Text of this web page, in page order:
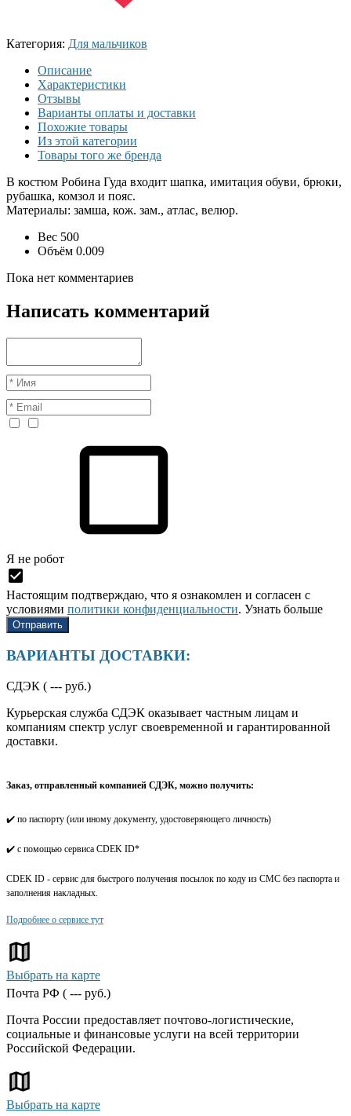
Категория: Для мальчиков
Описание
Характеристики
Отзывы
Варианты оплаты и доставки
Похожие товары
Из этой категории
Товары того же бренда
В костюм Робина Гуда входит шапка, имитация обуви, брюки,
рубашка, комзол и пояс.
Материалы: замша, кож. зам., атлас, велюр.
Вес 500
Объём 0.009
Пока нет комментариев
Написать комментарий
Я нe рoбoт
Настоящим подтверждаю, что я ознакомлен и согласен с
условиями политики конфиденциальности. Узнать больше
ВАРИАНТЫ ДОСТАВКИ:
СДЭК ( --- руб.)
Курьерская служба СДЭК оказывает частным лицам и
компаниям спектр услуг своевременной и гарантированной
доставки.
Заказ, отправленный компанией СДЭК, можно получить:
✔️ по паспорту (или иному документу, удостоверяющего личность)
✔️ с помощью сервиса CDEK ID*
CDEK ID - сервис для быстрого получения посылок по коду из СМС без паспорта и
заполнения накладных.
Подробнее о сервисе тут
Выбрать на карте
Почта РФ ( --- руб.)
Почта России предоставляет почтово-логистические,
социальные и финансовые услуги на всей территории
Российской Федерации.
Выбрать на карте